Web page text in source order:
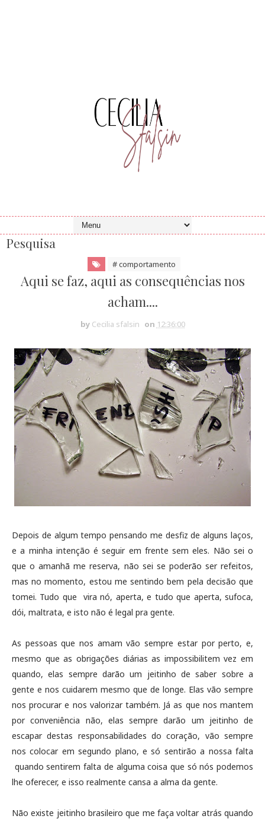
Pesquisa
# comportamento
Aqui se faz, aqui as consequências nos
acham....
by Cecilia sfalsin on 12:36:00
Depois de algum tempo pensando me desfiz de alguns laços,
e a minha intenção é seguir em frente sem eles. Não sei o
que o amanhã me reserva, não sei se poderão ser refeitos,
mas no momento, estou me sentindo bem pela decisão que
tomei. Tudo que vira nó, aperta, e tudo que aperta, sufoca,
dói, maltrata, e isto não é legal pra gente.
As pessoas que nos amam vão sempre estar por perto, e,
mesmo que as obrigações diárias as impossibilitem vez em
quando, elas sempre darão um jeitinho de saber sobre a
gente e nos cuidarem mesmo que de longe. Elas vão sempre
nos procurar e nos valorizar também. Já as que nos mantem
por conveniência não, elas sempre darão um jeitinho de
escapar destas responsabilidades do coração, vão sempre
nos colocar em segundo plano, e só sentirão a nossa falta
quando sentirem falta de alguma coisa que só nós podemos
lhe oferecer, e isso realmente cansa a alma da gente.
Não existe jeitinho brasileiro que me faça voltar atrás quando